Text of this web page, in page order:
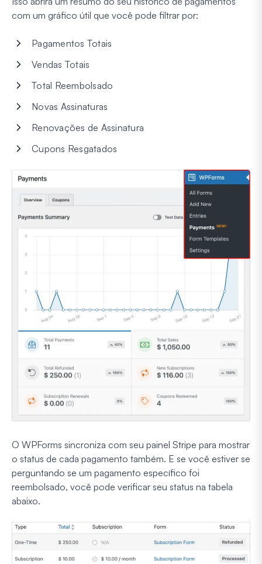
com um gráfico útil que você pode filtrar por:
Pagamentos Totais
Vendas Totais
Total Reembolsado
Novas Assinaturas
Renovações de Assinatura
Cupons Resgatados
O WPForms sincroniza com seu painel Stripe para mostrar
o status de cada pagamento também. E se você estiver se
perguntando se um pagamento específico foi
reembolsado, você pode verificar seu status na tabela
abaixo.